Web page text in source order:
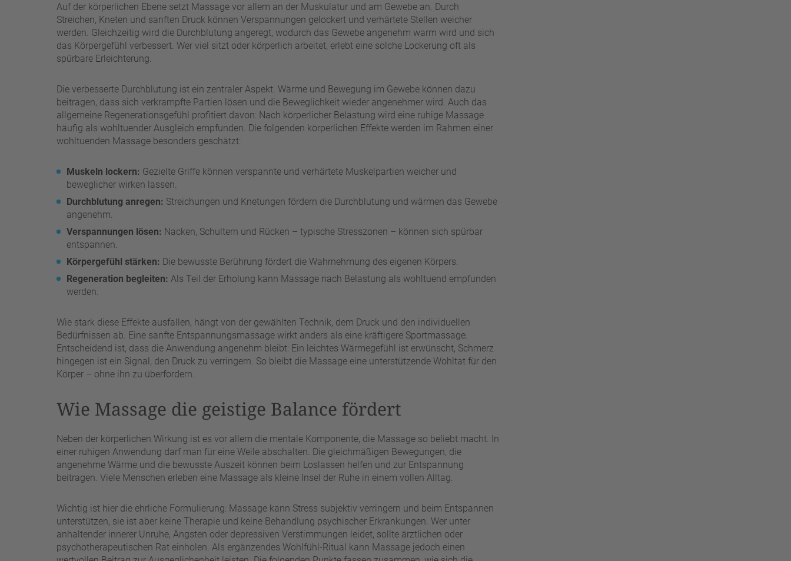
Auf der körperlichen Ebene setzt Massage vor allem an der Muskulatur und am Gewebe an. Durch
Streichen, Kneten und sanften Druck können Verspannungen gelockert und verhärtete Stellen weicher
werden. Gleichzeitig wird die Durchblutung angeregt, wodurch das Gewebe angenehm warm wird und sich
das Körpergefühl verbessert. Wer viel sitzt oder körperlich arbeitet, erlebt eine solche Lockerung oft als
spürbare Erleichterung.
Die verbesserte Durchblutung ist ein zentraler Aspekt. Wärme und Bewegung im Gewebe können dazu
beitragen, dass sich verkrampfte Partien lösen und die Beweglichkeit wieder angenehmer wird. Auch das
allgemeine Regenerationsgefühl profitiert davon: Nach körperlicher Belastung wird eine ruhige Massage
häufig als wohltuender Ausgleich empfunden. Die folgenden körperlichen Effekte werden im Rahmen einer
wohltuenden Massage besonders geschätzt:
Muskeln lockern: Gezielte Griffe können verspannte und verhärtete Muskelpartien weicher und
beweglicher wirken lassen.
Durchblutung anregen: Streichungen und Knetungen fördern die Durchblutung und wärmen das Gewebe
angenehm.
Verspannungen lösen: Nacken, Schultern und Rücken – typische Stresszonen – können sich spürbar
entspannen.
Körpergefühl stärken: Die bewusste Berührung fördert die Wahrnehmung des eigenen Körpers.
Regeneration begleiten: Als Teil der Erholung kann Massage nach Belastung als wohltuend empfunden
werden.
Wie stark diese Effekte ausfallen, hängt von der gewählten Technik, dem Druck und den individuellen
Bedürfnissen ab. Eine sanfte Entspannungsmassage wirkt anders als eine kräftigere Sportmassage.
Entscheidend ist, dass die Anwendung angenehm bleibt: Ein leichtes Wärmegefühl ist erwünscht, Schmerz
hingegen ist ein Signal, den Druck zu verringern. So bleibt die Massage eine unterstützende Wohltat für den
Körper – ohne ihn zu überfordern.
Wie Massage die geistige Balance fördert
Neben der körperlichen Wirkung ist es vor allem die mentale Komponente, die Massage so beliebt macht. In
einer ruhigen Anwendung darf man für eine Weile abschalten. Die gleichmäßigen Bewegungen, die
angenehme Wärme und die bewusste Auszeit können beim Loslassen helfen und zur Entspannung
beitragen. Viele Menschen erleben eine Massage als kleine Insel der Ruhe in einem vollen Alltag.
Wichtig ist hier die ehrliche Formulierung: Massage kann Stress subjektiv verringern und beim Entspannen
unterstützen, sie ist aber keine Therapie und keine Behandlung psychischer Erkrankungen. Wer unter
anhaltender innerer Unruhe, Ängsten oder depressiven Verstimmungen leidet, sollte ärztlichen oder
psychotherapeutischen Rat einholen. Als ergänzendes Wohlfühl-Ritual kann Massage jedoch einen